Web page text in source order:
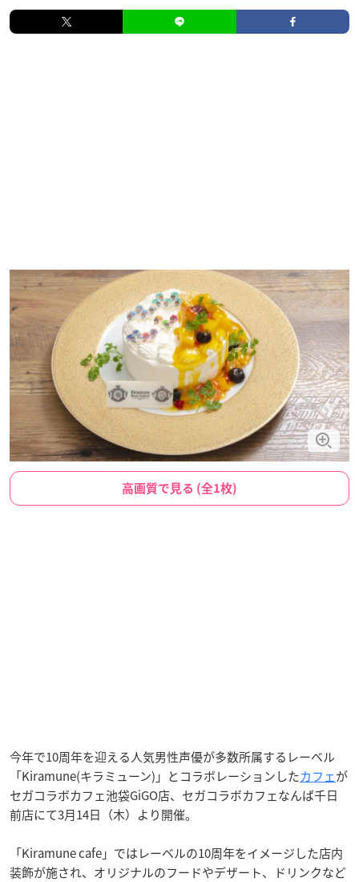
高画質で見る (全1枚)
今年で10周年を迎える人気男性声優が多数所属するレーベル
「Kiramune(キラミューン)」とコラボレーションしたカフェが
セガコラボカフェ池袋GiGO店、セガコラボカフェなんば千日
前店にて3月14日（木）より開催。
「Kiramune cafe」ではレーベルの10周年をイメージした店内
装飾が施され、オリジナルのフードやデザート、ドリンクなど